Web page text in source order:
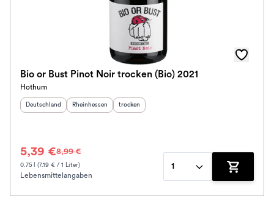
Jahrgang
Bio or Bust Pinot Noir trocken (Bio) 2021
Hothum
Herkunftsland
Deutschland Herkunftsregion :
Rheinhessen Geschmack
trocken
5,39 €8,99 €
0.75 l (7.19 € / 1 Liter)
Lebensmittelangaben
1
Zum